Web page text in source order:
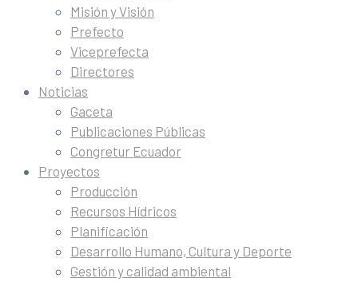
Misión y Visión
Prefecto
Viceprefecta
Directores
Noticias
Gaceta
Publicaciones Públicas
Congretur Ecuador
Proyectos
Producción
Recursos Hídricos
Planificación
Desarrollo Humano, Cultura y Deporte
Gestión y calidad ambiental